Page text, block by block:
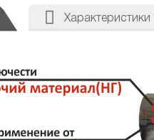
Характеристики